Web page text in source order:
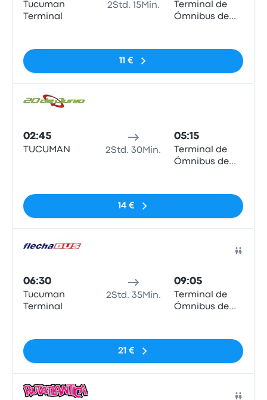
Tucuman
Terminal
2Std. 15Min.
Terminal de
Ómnibus de
11 €
02:45
TUCUMAN 2Std. 30Min.
05:15
Terminal de
Ómnibus de
14 €
06:30
Tucuman
Terminal
2Std. 35Min.
09:05
Terminal de
Ómnibus de
21 €